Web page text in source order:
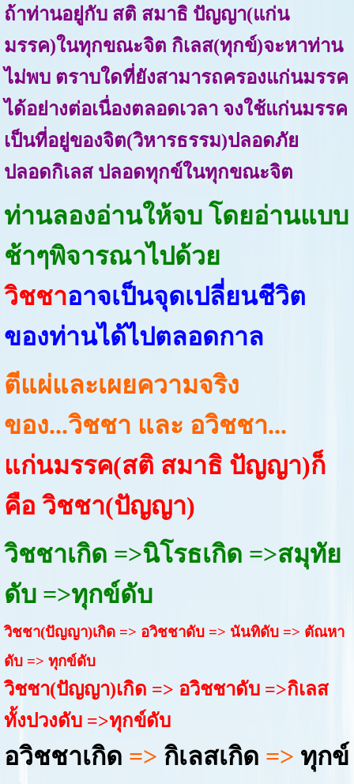
ถ้าท่านอยู่กับ สติ สมาธิ ปัญญา(แก่น
มรรค)ในทุกขณะจิต กิเลส(ทุกข์)จะหาท่าน
ไม่พบ ตราบใดที่ยังสามารถครองแก่นมรรค
ได้อย่างต่อเนื่องตลอดเวลา จงใช้แก่นมรรค
เป็นที่อยู่ของจิต(วิหารธรรม)ปลอดภัย
ปลอดกิเลส ปลอดทุกข์ในทุกขณะจิต
ท่านลองอ่านให้จบ โดยอ่านแบบ
ช้าๆพิจารณาไปด้วย
วิชชาอาจเป็นจุดเปลี่ยนชีวิต
ของท่านได้ไปตลอดกาล
ตีแผ่และเผยความจริง
ของ...วิชชา และ อวิชชา...
แก่นมรรค(สติ สมาธิ ปัญญา)ก็
คือ วิชชา(ปัญญา)
วิชชาเกิด =>นิโรธเกิด =>สมุทัย
ดับ =>ทุกข์ดับ
วิชชา(ปัญญา)เกิด => อวิชชาดับ => นันทิดับ => ตัณหา
ดับ => ทุกข์ดับ
วิชชา(ปัญญา)เกิด => อวิชชาดับ =>กิเลส
ทั้งปวงดับ =>ทุกข์ดับ
อวิชชาเกิด => กิเลสเกิด => ทุกข์